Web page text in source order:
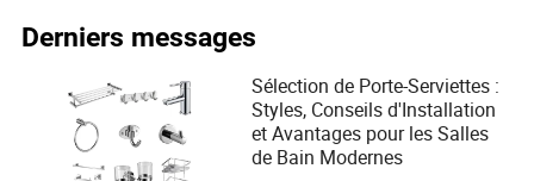
Derniers messages
Sélection de Porte-Serviettes :
Styles, Conseils d'Installation
et Avantages pour les Salles
de Bain Modernes